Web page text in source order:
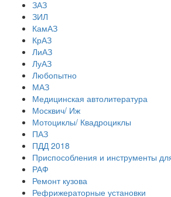
ЗАЗ
ЗИЛ
КамАЗ
КрАЗ
ЛиАЗ
ЛуАЗ
Любопытно
МАЗ
Медицинская автолитература
Москвич/ Иж
Мотоциклы/ Квадроциклы
ПАЗ
ПДД 2018
Приспособления и инструменты
РАФ
Ремонт кузова
Рефрижераторные установки